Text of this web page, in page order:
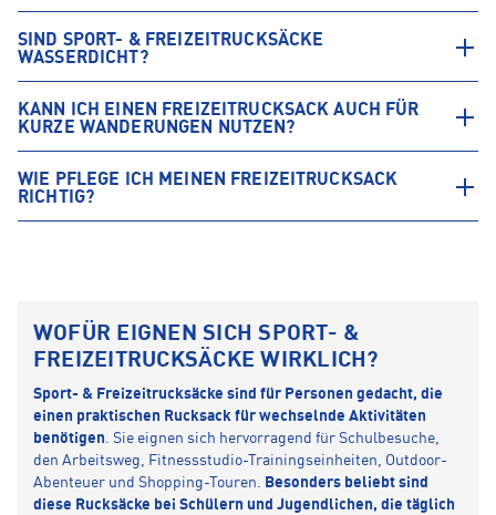
SIND SPORT- & FREIZEITRUCKSÄCKE
WASSERDICHT?
KANN ICH EINEN FREIZEITRUCKSACK AUCH FÜR
KURZE WANDERUNGEN NUTZEN?
WIE PFLEGE ICH MEINEN FREIZEITRUCKSACK
RICHTIG?
WOFÜR EIGNEN SICH SPORT- &
FREIZEITRUCKSÄCKE WIRKLICH?
Sport- & Freizeitrucksäcke sind für Personen gedacht, die
einen praktischen Rucksack für wechselnde Aktivitäten
benötigen. Sie eignen sich hervorragend für Schulbesuche,
den Arbeitsweg, Fitnessstudio-Trainingseinheiten, Outdoor-
Abenteuer und Shopping-Touren. Besonders beliebt sind
diese Rucksäcke bei Schülern und Jugendlichen, die täglich